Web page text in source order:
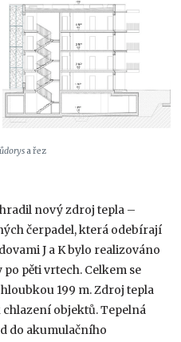
a řez
nový zdroj tepla –
čerpadel, která odebírají
J a K bylo realizováno
pěti vrtech. Celkem se
199 m. Zdroj tepla
objektů. Tepelná
do akumulačního